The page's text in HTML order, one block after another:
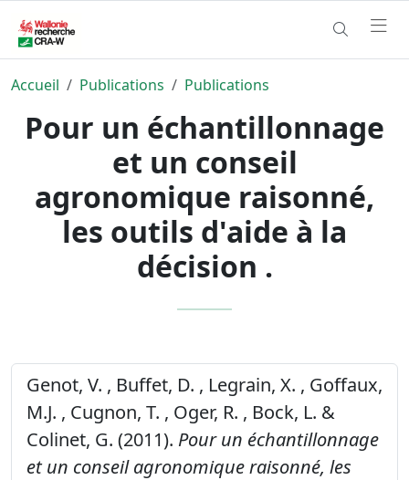
Accueil Publications Publications
Pour un échantillonnage
et un conseil
agronomique raisonné,
les outils d'aide à la
décision .
Genot, V. , Buffet, D. , Legrain, X. , Goffaux,
M.J. , Cugnon, T. , Oger, R. , Bock, L. &
Colinet, G. (2011). Pour un échantillonnage
et un conseil agronomique raisonné, les